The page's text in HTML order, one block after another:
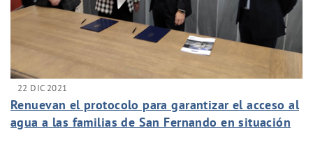
22 DIC 2021
Renuevan el protocolo para garantizar el acceso al
agua a las familias de San Fernando en situación